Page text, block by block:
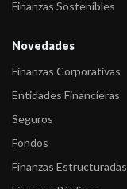
Finanzas Sostenibles
Novedades
Finanzas Corporativas
Entidades Financieras
Seguros
Fondos
Finanzas Estructuradas